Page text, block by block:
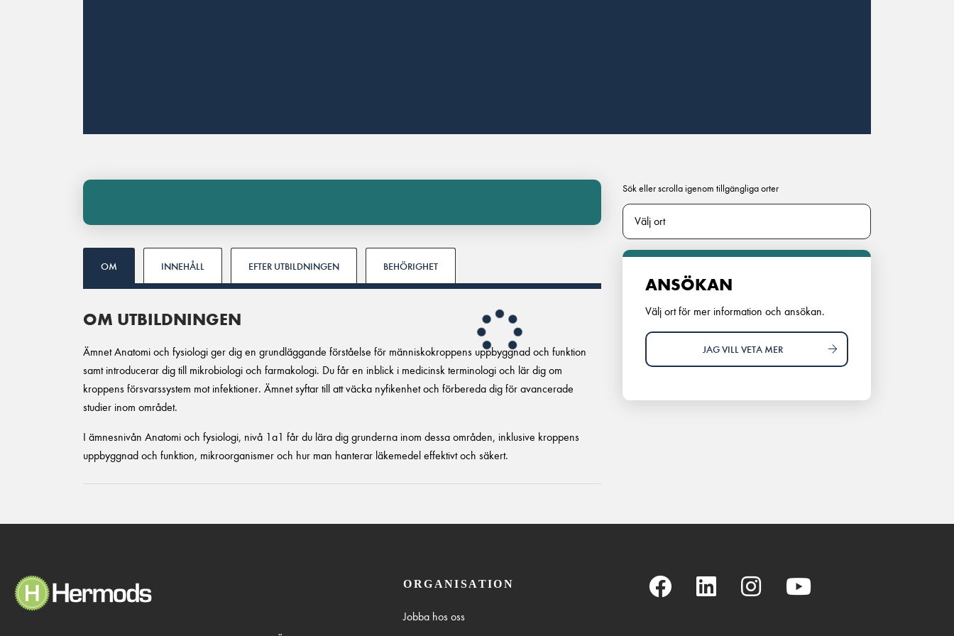
OM INNEHÅLL EFTER UTBILDNINGEN BEHÖRIGHET
OM UTBILDNINGEN
Ämnet Anatomi och fysiologi ger dig en grundläggande förståelse för människokroppens uppbyggnad och funktion
samt introducerar dig till mikrobiologi och farmakologi. Du får en inblick i medicinsk terminologi och lär dig om
kroppens försvarssystem mot infektioner. Ämnet syftar till att väcka nyfikenhet och förbereda dig för avancerade
studier inom området.
I ämnesnivån Anatomi och fysiologi, nivå 1a1 får du lära dig grunderna inom dessa områden, inklusive kroppens
uppbyggnad och funktion, mikroorganismer och hur man hanterar läkemedel effektivt och säkert.
Sök eller scrolla igenom tillgängliga orter
ANSÖKAN
Välj ort för mer information och ansökan.
JAG VILL VETA MER
ORGANISATION
Jobba hos oss